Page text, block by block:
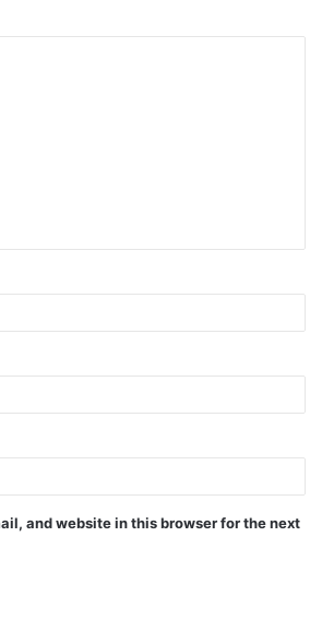
and website in this browser for the next